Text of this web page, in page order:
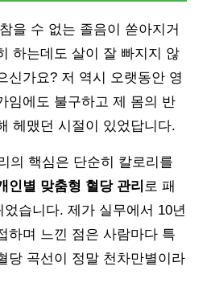
을 수 없는 졸음이 쏟아지거
하는데도 살이 잘 빠지지 않
신가요? 저 역시 오랫동안 영
임에도 불구하고 제 몸의 반
헤맸던 시절이 있었답니다.
의 핵심은 단순히 칼로리를
인별 맞춤형 혈당 관리 로 패
습니다. 제가 실무에서 10년
하며 느낀 점은 사람마다 특
당 곡선이 정말 천차만별이라